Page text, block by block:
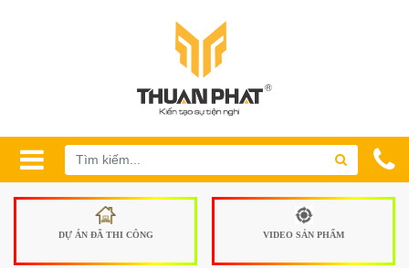
DỰ ÁN ĐÃ THI CÔNG VIDEO SẢN PHẨM